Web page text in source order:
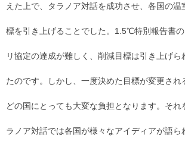
えた上で、タラノア対話を成功させ、各国の温
標を引き上げることでした。1.5℃特別報告書
リ協定の達成が難しく、削減目標は引き上げ
たのです。しかし、一度決めた目標が変更され
どの国にとっても大変な負担となります。それ
ラノア対話では各国が様々なアイディアが語ら